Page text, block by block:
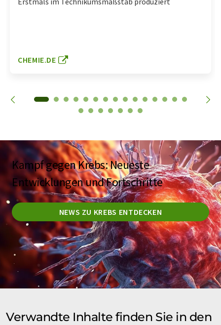
CHEMIE.DE
Kampf gegen Krebs: Neueste
Entwicklungen und Fortschritte
NEWS ZU KREBS ENTDECKEN
Verwandte Inhalte finden Sie in den